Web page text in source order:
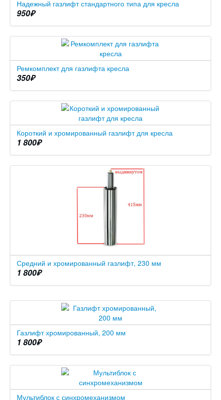
Надежный газлифт стандартного типа для кресла
950₽
Ремкомплект для газлифта кресла
350₽
Короткий и хромированный газлифт для кресла
1 800₽
Средний и хромированный газлифт, 230 мм
1 800₽
Газлифт хромированный, 200 мм
1 800₽
Мультиблок с синхромеханизмом